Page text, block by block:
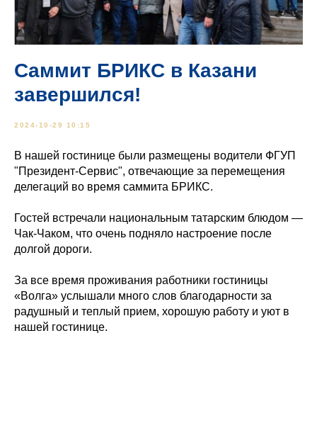
Саммит БРИКС в Казани
завершился!
2024-10-29 10:15
В нашей гостинице были размещены водители ФГУП
"Президент-Сервис", отвечающие за перемещения
делегаций во время саммита БРИКС.
Гостей встречали национальным татарским блюдом —
Чак-Чаком, что очень подняло настроение после
долгой дороги.
За все время проживания работники гостиницы
«Волга» услышали много слов благодарности за
радушный и теплый прием, хорошую работу и уют в
нашей гостинице.